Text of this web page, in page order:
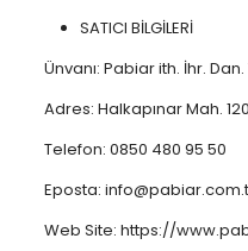
SATICI BİLGİLERİ
Ünvanı: Pabiar ith. İhr. Dan.
Adres: Halkapınar Mah.
Telefon: 0850 480 95 50
Eposta:
Web Site: https://